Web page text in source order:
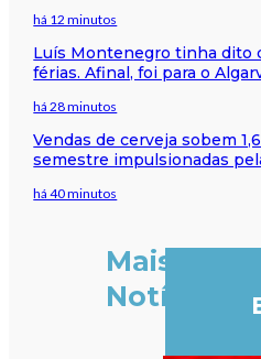
há 12 minutos
Luís Montenegro tinha dito
férias. Afinal, foi para o
há 28 minutos
Vendas de cerveja sobem
semestre impulsionadas
há 40 minutos
Mais
Notícias